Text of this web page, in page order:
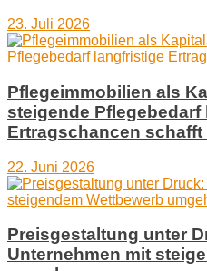
23. Juli 2026
Pflegeimmobilien als
steigende Pflegebedarf
Ertragschancen schafft
22. Juni 2026
Preisgestaltung unter
Unternehmen mit